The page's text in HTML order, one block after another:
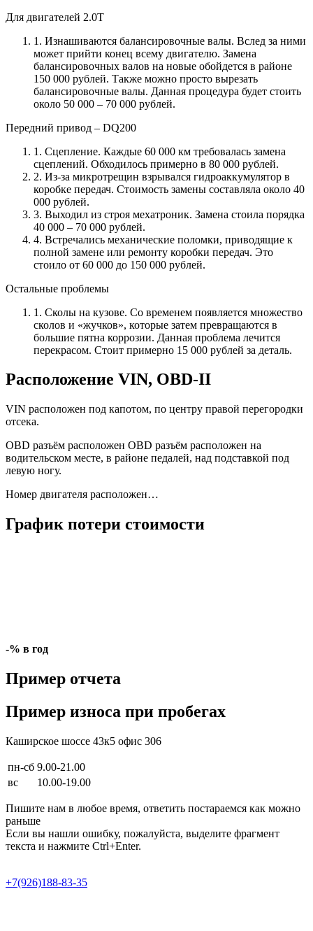
Для двигателей 2.0Т
1. Изнашиваются балансировочные валы. Вслед за ними
может прийти конец всему двигателю. Замена
балансировочных валов на новые обойдется в районе
150 000 рублей. Также можно просто вырезать
балансировочные валы. Данная процедура будет стоить
около 50 000 – 70 000 рублей.
Передний привод – DQ200
1. Сцепление. Каждые 60 000 км требовалась замена
сцеплений. Обходилось примерно в 80 000 рублей.
2. Из-за микротрещин взрывался гидроаккумулятор в
коробке передач. Стоимость замены составляла около 40
000 рублей.
3. Выходил из строя мехатроник. Замена стоила порядка
40 000 – 70 000 рублей.
4. Встречались механические поломки, приводящие к
полной замене или ремонту коробки передач. Это
стоило от 60 000 до 150 000 рублей.
Остальные проблемы
1. Сколы на кузове. Со временем появляется множество
сколов и «жучков», которые затем превращаются в
большие пятна коррозии. Данная проблема лечится
перекрасом. Стоит примерно 15 000 рублей за деталь.
Расположение VIN, OBD-II
VIN расположен под капотом, по центру правой перегородки
отсека.
OBD разъём расположен OBD разъём расположен на
водительском месте, в районе педалей, над подставкой под
левую ногу.
Номер двигателя расположен…
График потери стоимости
-% в год
Пример отчета
Пример износа при пробегах
Каширское шоссе 43к5 офис 306
пн-сб 9.00-21.00
вс
10.00-19.00
Пишите нам в любое время, ответить постараемся как можно
раньше
Если вы нашли ошибку, пожалуйста, выделите фрагмент
текста и нажмите Ctrl+Enter.
+7(926)188-83-35